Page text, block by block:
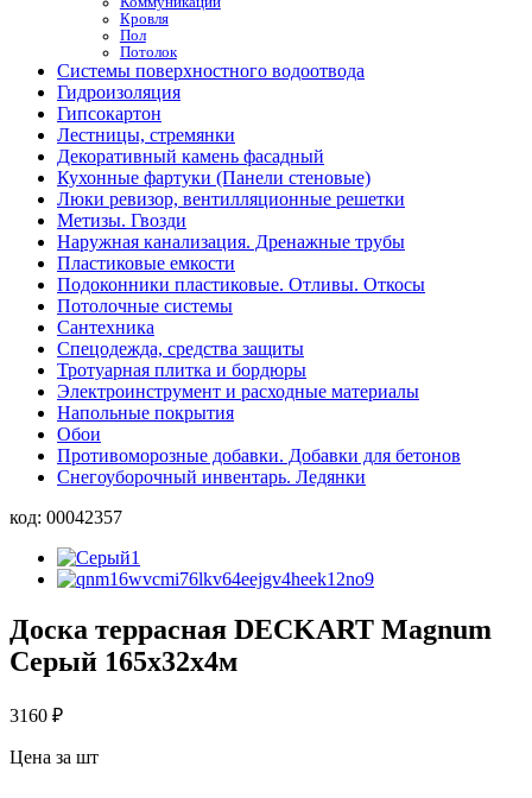
Кровля
Пол
Потолок
Системы поверхностного водоотвода
Гидроизоляция
Гипсокартон
Лестницы, стремянки
Декоративный камень фасадный
Кухонные фартуки (Панели стеновые)
Люки ревизор, вентилляционные решетки
Метизы. Гвозди
Наружная канализация. Дренажные трубы
Пластиковые емкости
Подоконники пластиковые. Отливы. Откосы
Потолочные системы
Сантехника
Спецодежда, средства защиты
Тротуарная плитка и бордюры
Электроинструмент и расходные материалы
Напольные покрытия
Обои
Противоморозные добавки. Добавки для бетонов
Снегоуборочный инвентарь. Ледянки
код: 00042357
Доска террасная DECKART Magnum
Серый 165х32х4м
3160 ₽
Цена за шт